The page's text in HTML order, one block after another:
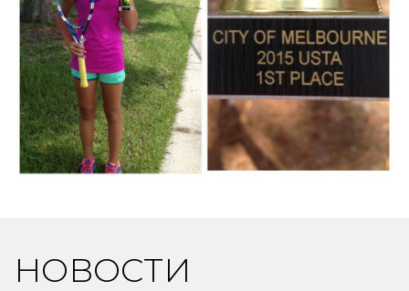
НОВОСТИ